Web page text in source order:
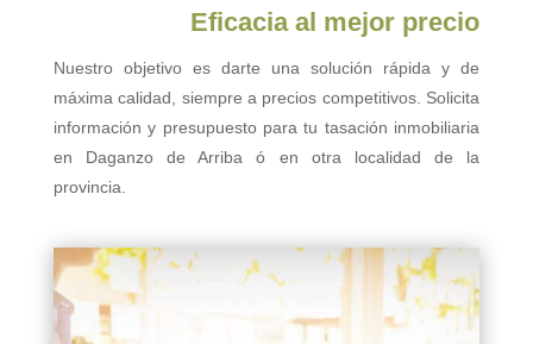
Eficacia al mejor precio
Nuestro objetivo es darte una solución rápida y de
máxima calidad, siempre a precios competitivos. Solicita
información y presupuesto para tu tasación inmobiliaria
en Daganzo de Arriba ó en otra localidad de la
provincia.